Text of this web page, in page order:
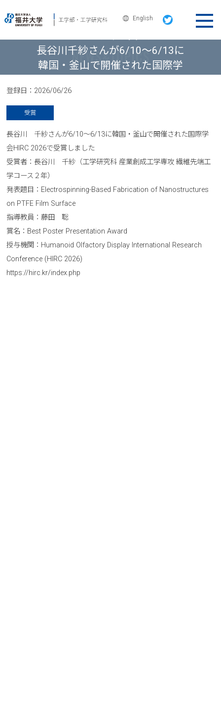
English
長谷川千紗さんが6/10～6/13に
韓国・釜山で開催された国際学
登録日： 2026/06/26
受賞
長谷川 千紗さんが6/10～6/13に韓国・釜山で開催された国際学
会HIRC 2026で受賞しました
受賞者：長谷川 千紗（工学研究科 産業創成工学専攻 繊維先端工
学コース２年）
発表題目：Electrospinning-Based Fabrication of Nanostructures
on PTFE Film Surface
指導教員：藤田 聡
賞名：Best Poster Presentation Award
授与機関：Humanoid Olfactory Display International Research
Conference (HIRC 2026)
https://hirc.kr/index.php